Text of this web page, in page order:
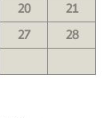
20
21
27
28